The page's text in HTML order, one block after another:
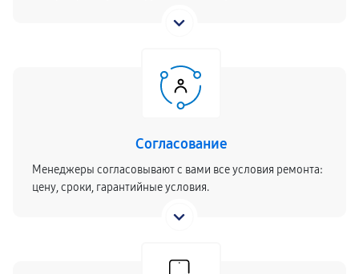
Согласование
Менеджеры согласовывают с вами все условия ремонта:
цену, сроки, гарантийные условия.